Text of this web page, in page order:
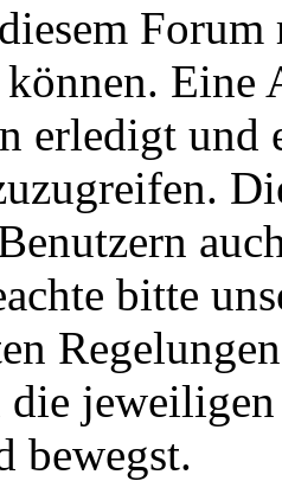
können.
erledigt und
bitte
die
bewegst.